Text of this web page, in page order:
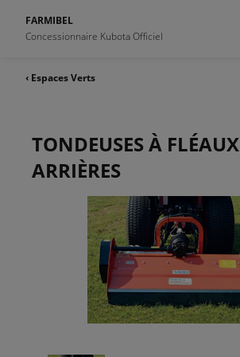
FARMIBEL
Concessionnaire Kubota Officiel
‹ Espaces Verts
TONDEUSES À FLÉAUX
ARRIÈRES